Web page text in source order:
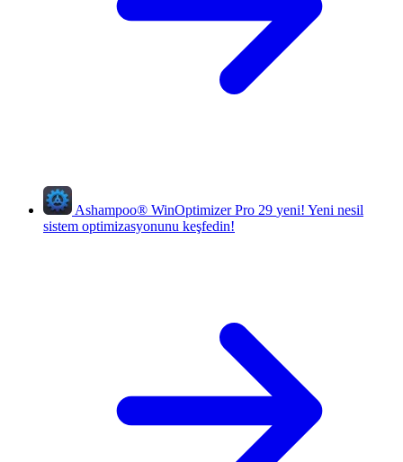
Ashampoo® WinOptimizer Pro 29 yeni! Yeni nesil
sistem optimizasyonunu keşfedin!